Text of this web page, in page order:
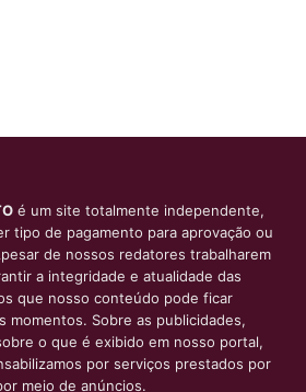
é um site totalmente independente,
tipo de pagamento para aprovação ou
de nossos redatores trabalharem
a integridade e atualidade das
que nosso conteúdo pode ficar
momentos. Sobre as publicidades,
o que é exibido em nosso portal,
por serviços prestados por
meio de anúncios.